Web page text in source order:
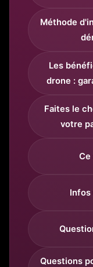
Méthode
Les
drone :
Faites le
votre
Ce
Infos
Questions